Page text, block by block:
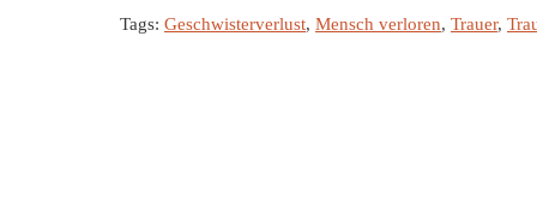
Tags: Geschwisterverlust, Mensch verloren, Trauer,